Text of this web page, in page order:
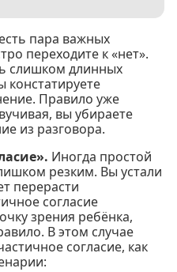
пара важных
переходите к «нет».
слишком длинных
констатируете
Правило уже
вы убираете
из разговора.
Иногда простой
резким. Вы устали
перерасти
согласие
зрения ребёнка,
В этом случае
согласие, как